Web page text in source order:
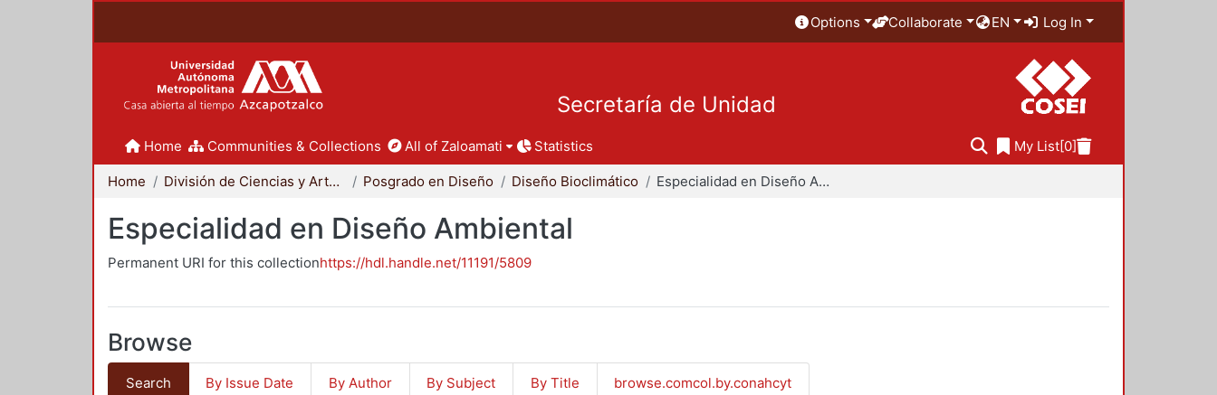
Options Collaborate EN Log In
Secretaría de Unidad
Home Communities & Collections All of Zaloamati Statistics My List[0]
Home División de Ciencias y Artes para el Diseño Posgrado en Diseño Diseño Bioclimático Especialidad en Diseño Ambiental
Especialidad en Diseño Ambiental
Permanent URI for this collectionhttps://hdl.handle.net/11191/5809
Browse
Search By Issue Date By Author By Subject By Title browse.comcol.by.conahcyt